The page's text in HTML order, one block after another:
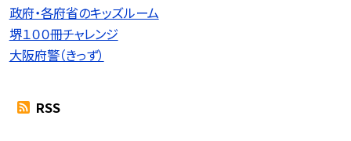
政府・各府省のキッズルーム
堺１００冊チャレンジ
大阪府警（きっず）
RSS